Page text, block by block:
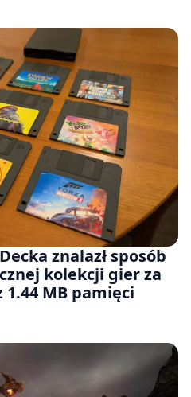
znalazł sposób
kolekcji gier za
MB pamięci